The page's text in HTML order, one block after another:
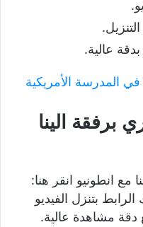
عالية.
المدرسة الأمريكية
برفقة الينا
انطونيو انقر هنا:
بتنزل الفيديو
مشاهدة عالية.